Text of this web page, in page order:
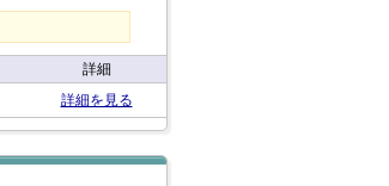
詳細
詳細を見る